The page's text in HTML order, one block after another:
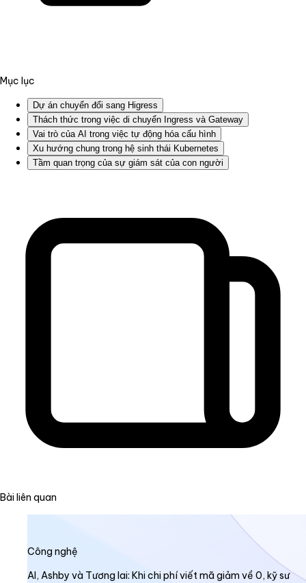
Mục lục
Dự án chuyển đổi sang Higress
Thách thức trong việc di chuyển Ingress và Gateway
Vai trò của AI trong việc tự động hóa cấu hình
Xu hướng chung trong hệ sinh thái Kubernetes
Tầm quan trọng của sự giám sát của con người
Bài liên quan
Công nghệ
AI, Ashby và Tương lai: Khi chi phí viết mã giảm về 0, kỹ sư